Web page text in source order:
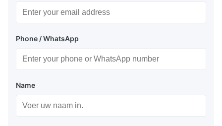
Phone / WhatsApp
Name